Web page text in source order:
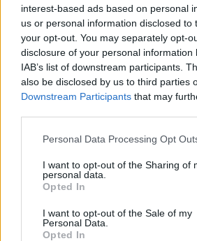
interest-based ads based on personal
us or personal information disclosed to
your opt-out. You may separately opt-
disclosure of your personal information
IAB’s list of downstream participants.
also be disclosed by us to third parties
Downstream Participants that may
Personal Data Processing Opt
I want to opt-out of the Sharing of
personal data.
Opted In
I want to opt-out of the Sale of my
Personal Data.
Opted In
Tételszám: 107
Eladó adatai
Eladó:
Portobello
Budapest
1053
Weboldal:
Bemutatkozás: Immár közel 30 éve,